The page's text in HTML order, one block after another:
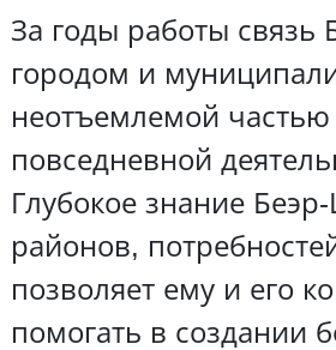
За годы работы связь
городом и
неотъемлемой частью
повседневной
Глубокое знание
районов,
позволяет ему и его
помогать в создании